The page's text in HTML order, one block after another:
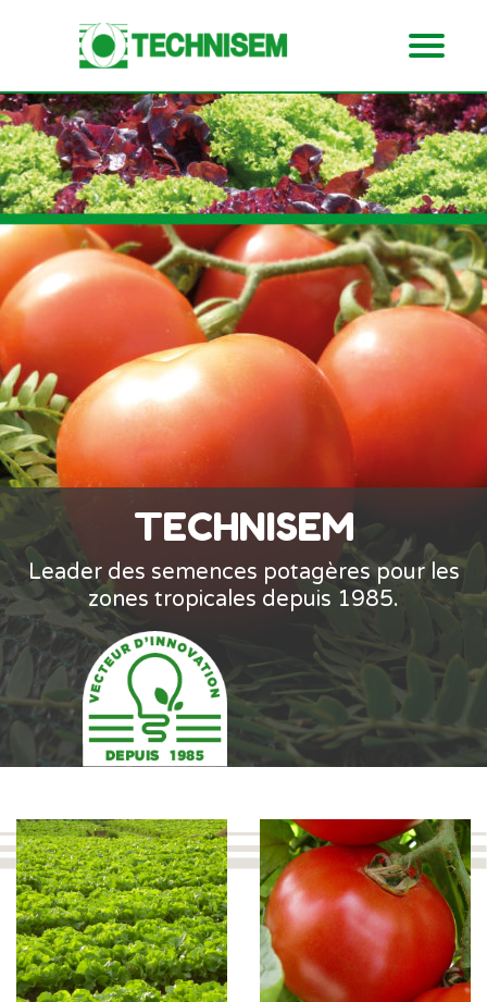
TECHNISEM
Leader des semences potagères pour les
zones tropicales depuis 1985.